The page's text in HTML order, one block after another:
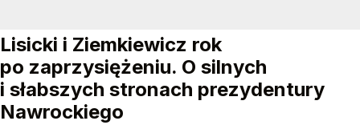
Lisicki i Ziemkiewicz rok
po zaprzysiężeniu. O silnych
i słabszych stronach prezydentury
Nawrockiego